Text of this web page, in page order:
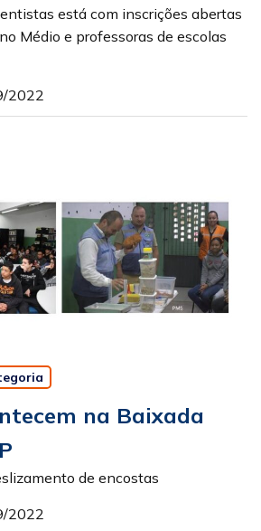
está com inscrições abertas
Médio e professoras de escolas
2022
na Baixada
de encostas
2022